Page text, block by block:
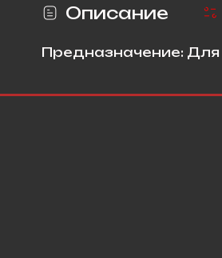
Описание
Предназначение: Для